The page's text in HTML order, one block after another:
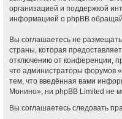
организацией и поддержкой
информацией о phpBB
Вы соглашаетесь не
страны, которая
отключению от конференции,
что администраторы форумов
тем, что введённая вами
Монино», ни phpBB Limited не
Вы соглашаетесь следовать